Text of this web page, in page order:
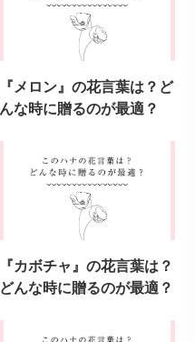
『メロン』の花言葉は？ど
んな時に贈るのが最適？
『カボチャ』の花言葉は？
どんな時に贈るのが最適？